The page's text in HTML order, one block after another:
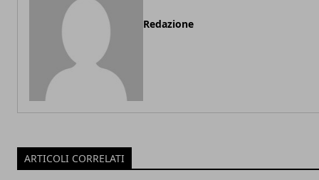
Redazione
ARTICOLI CORRELATI